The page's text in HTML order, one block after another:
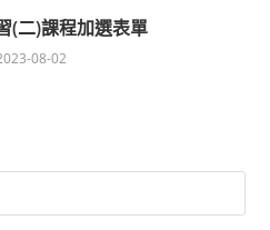
(二)課程加選表單
08-02